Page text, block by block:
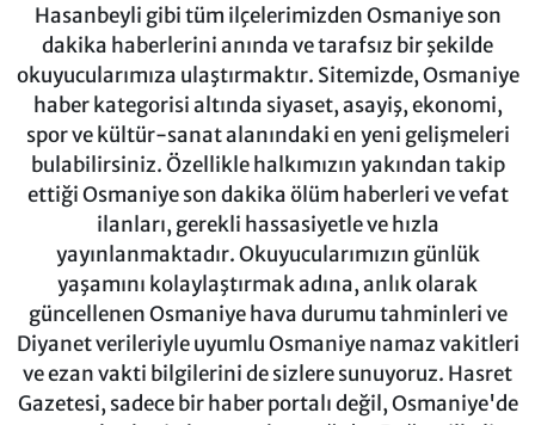
Hasanbeyli gibi tüm ilçelerimizden Osmaniye son
dakika haberlerini anında ve tarafsız bir şekilde
okuyucularımıza ulaştırmaktır. Sitemizde, Osmaniye
haber kategorisi altında siyaset, asayiş, ekonomi,
spor ve kültür-sanat alanındaki en yeni gelişmeleri
bulabilirsiniz. Özellikle halkımızın yakından takip
ettiği Osmaniye son dakika ölüm haberleri ve vefat
ilanları, gerekli hassasiyetle ve hızla
yayınlanmaktadır. Okuyucularımızın günlük
yaşamını kolaylaştırmak adına, anlık olarak
güncellenen Osmaniye hava durumu tahminleri ve
Diyanet verileriyle uyumlu Osmaniye namaz vakitleri
ve ezan vakti bilgilerini de sizlere sunuyoruz. Hasret
Gazetesi, sadece bir haber portalı değil, Osmaniye'de